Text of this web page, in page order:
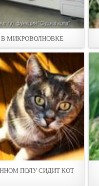
В МИКРОВОЛНОВКЕ
ПОЛУ СИДИТ КОТ